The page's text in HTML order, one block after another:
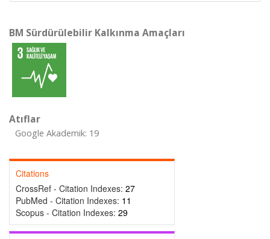
BM Sürdürülebilir Kalkınma Amaçları
Atıflar
Google Akademik: 19
Citations
CrossRef - Citation Indexes: 27
PubMed - Citation Indexes: 11
Scopus - Citation Indexes: 29